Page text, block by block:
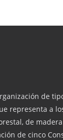
de
representa a
de
de cinco